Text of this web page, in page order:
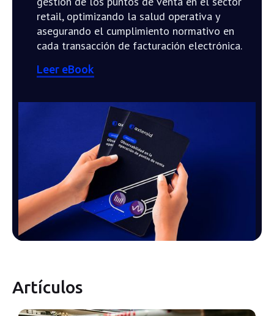
retail, optimizando la salud operativa y
asegurando el cumplimiento normativo en
cada transacción de facturación electrónica.
Leer eBook
Artículos